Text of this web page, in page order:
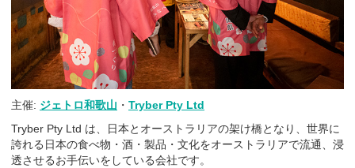
主催: ジェトロ和歌山 ・ Tryber Pty Ltd
Tryber Pty Ltd は、日本とオーストラリアの架け橋となり、世界に
誇れる日本の食べ物・酒・製品・文化をオーストラリアで流通、浸
透させるお手伝いをしている会社です。